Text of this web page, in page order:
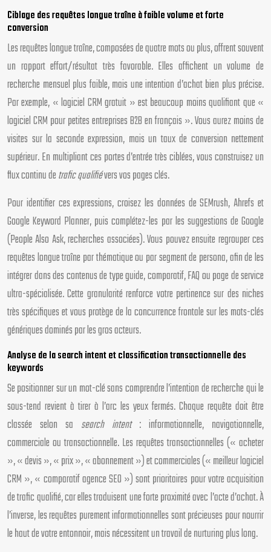
Ciblage des requêtes longue traîne à faible volume et forte
conversion
Les requêtes longue traîne, composées de quatre mots ou plus, offrent souvent
un rapport effort/résultat très favorable. Elles affichent un volume de
recherche mensuel plus faible, mais une intention d’achat bien plus précise.
Par exemple, « logiciel CRM gratuit » est beaucoup moins qualifiant que «
logiciel CRM pour petites entreprises B2B en français ». Vous aurez moins de
visites sur la seconde expression, mais un taux de conversion nettement
supérieur. En multipliant ces portes d’entrée très ciblées, vous construisez un
flux continu detrafic qualifiévers vos pages clés.
Pour identifier ces expressions, croisez les données de SEMrush, Ahrefs et
Google Keyword Planner, puis complétez-les par les suggestions de Google
(People Also Ask, recherches associées). Vous pouvez ensuite regrouper ces
requêtes longue traîne par thématique ou par segment de persona, afin de les
intégrer dans des contenus de type guide, comparatif, FAQ ou page de service
ultra-spécialisée. Cette granularité renforce votre pertinence sur des niches
très spécifiques et vous protège de la concurrence frontale sur les mots-clés
génériques dominés par les gros acteurs.
Analyse de la search intent et classification transactionnelle des
keywords
Se positionner sur un mot-clé sans comprendre l’intention de recherche qui le
sous-tend revient à tirer à l’arc les yeux fermés. Chaque requête doit être
classée selon sa search intent: informationnelle, navigationnelle,
commerciale ou transactionnelle. Les requêtes transactionnelles (« acheter
», « devis », « prix », « abonnement ») et commerciales (« meilleur logiciel
CRM », « comparatif agence SEO ») sont prioritaires pour votre acquisition
de trafic qualifié, car elles traduisent une forte proximité avec l’acte d’achat. À
l’inverse, les requêtes purement informationnelles sont précieuses pour nourrir
le haut de votre entonnoir, mais nécessitent un travail de nurturing plus long.